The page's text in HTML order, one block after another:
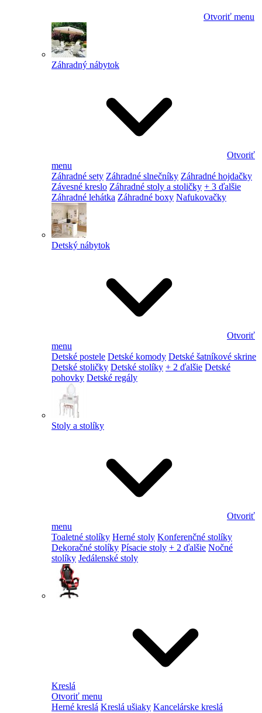
Otvoriť menu
Záhradný nábytok
Otvoriť
menu
Záhradné sety Záhradné slnečníky Záhradné hojdačky
Závesné kreslo Záhradné stoly a stoličky + 3 ďalšie
Záhradné lehátka Záhradné boxy Nafukovačky
Detský nábytok
Otvoriť
menu
Detské postele Detské komody Detské šatníkové skrine
Detské stoličky Detské stolíky + 2 ďalšie Detské
pohovky Detské regály
Stoly a stolíky
Otvoriť
menu
Toaletné stolíky Herné stoly Konferenčné stolíky
Dekoračné stolíky Písacie stoly + 2 ďalšie Nočné
stolíky Jedálenské stoly
Kreslá
Otvoriť menu
Herné kreslá Kreslá ušiaky Kancelárske kreslá